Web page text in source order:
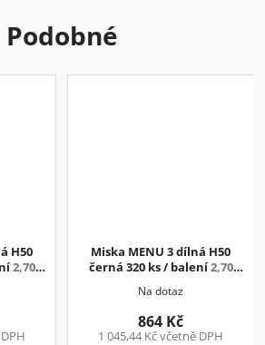
Podobné
H50
2,70
Miska MENU 3 dílná H50
černá 320 ks / balení2,70
Na dotaz
1 045,44 Kč včetně DPH
864 Kč